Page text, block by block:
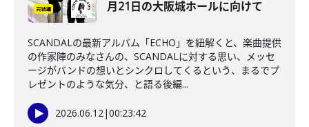
月21日の大阪城ホールに向けて
SCANDALの最新アルバム「ECHO」を紐解くと、楽曲提供
の作家陣のみなさんの、SCANDALに対する思い、メッセ
ージがバンドの想いとシンクロしてくるという、まるでプ
レゼントのような気分、と語る後編...
2026.06.12|00:23:42